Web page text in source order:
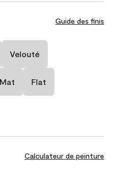
Guide des finis
Velouté
Flat
Calculateur de peinture